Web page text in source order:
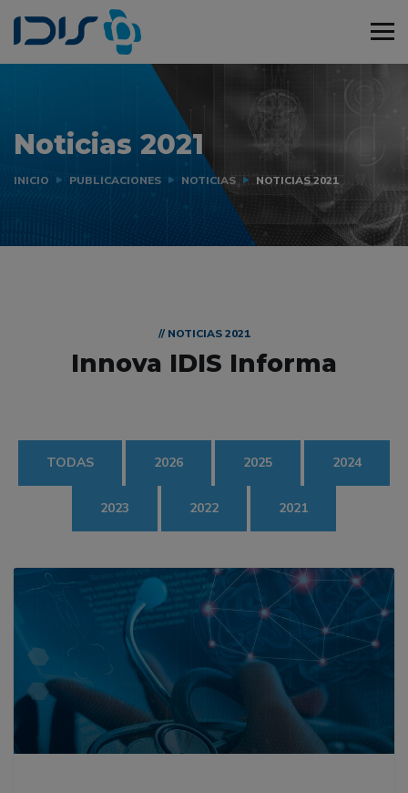
Noticias 2021
INICIO PUBLICACIONES NOTICIAS NOTICIAS 2021
// NOTICIAS 2021
Innova IDIS Informa
TODAS 2026 2025 2024
2023 2022 2021